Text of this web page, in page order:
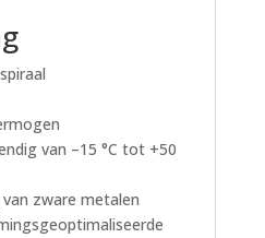
van –15 °C tot +50
zware metalen